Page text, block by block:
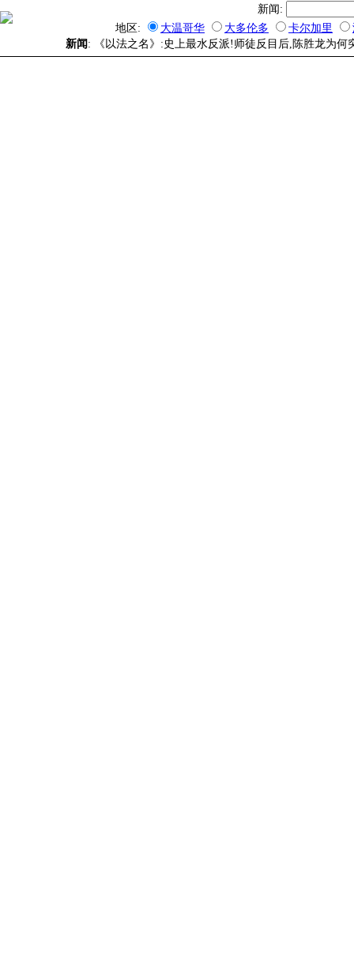
新闻:
地区:
大温哥华 大多伦多 卡尔加里
新闻 : 《以法之名》:史上最水反派!师徒反目后,陈胜龙为何